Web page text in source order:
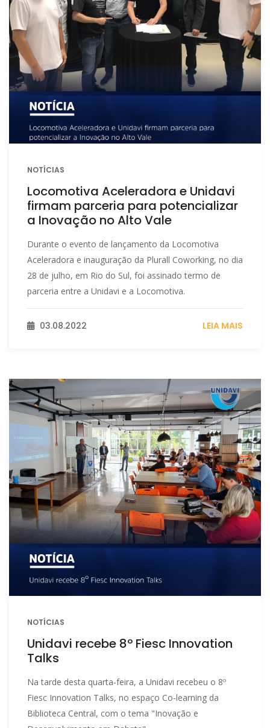
NOTÍCIAS
Locomotiva Aceleradora e Unidavi
firmam parceria para potencializar
a Inovação no Alto Vale
Durante o evento de lançamento da Locomotiva
Aceleradora e inauguração da Plurall Coworking, no dia
28 de julho, em Rio do Sul, foi assinado termo de
parceria entre a Unidavi e a Locomotiva.
03.08.2022 LEIA MAIS
NOTÍCIAS
Unidavi recebe 8º Fiesc Innovation
Talks
Na tarde desta quarta-feira, a Unidavi recebeu o 8º
Fiesc Innovation Talks, no espaço Co-learning da
Biblioteca Central, com o tema "Inovação e